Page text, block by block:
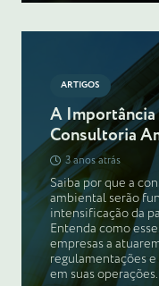
ARTIGOS
A
Consultoria
3 anos atrás
Saiba por que a
ambiental serão
intensificação da
Entenda como
empresas a
regulamentações
em suas operações.